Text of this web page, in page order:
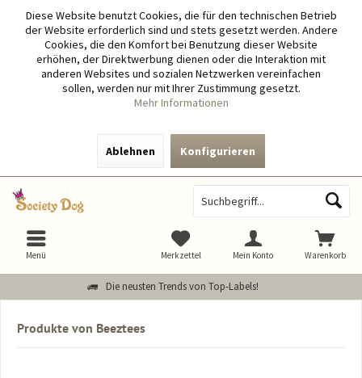
Diese Website benutzt Cookies, die für den technischen Betrieb
der Website erforderlich sind und stets gesetzt werden. Andere
Cookies, die den Komfort bei Benutzung dieser Website
erhöhen, der Direktwerbung dienen oder die Interaktion mit
anderen Websites und sozialen Netzwerken vereinfachen
sollen, werden nur mit Ihrer Zustimmung gesetzt.
Mehr Informationen
Ablehnen Konfigurieren
Die neusten Trends von Top-Labels!
Warenkorb
Merkzettel Mein Konto
Menü
Produkte von Beeztees